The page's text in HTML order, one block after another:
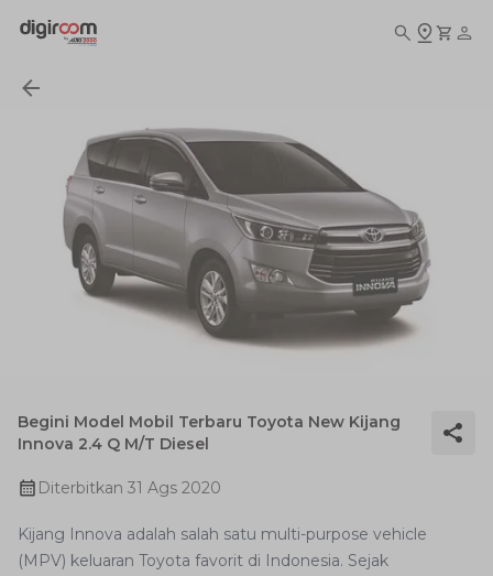
Begini Model Mobil Terbaru Toyota New Kijang
Innova 2.4 Q M/T Diesel
Diterbitkan 31 Ags 2020
Kijang Innova adalah salah satu multi-purpose vehicle
(MPV) keluaran Toyota favorit di Indonesia. Sejak